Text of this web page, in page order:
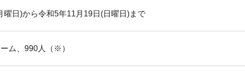
曜日)から令和5年11月19日(日曜日)まで
ム、990人（※）